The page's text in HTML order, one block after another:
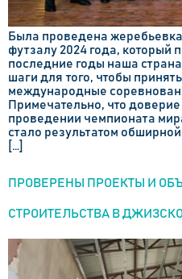
Была проведена
футзалу 2024 года, который
последние годы наша
шаги для того, чтобы
международные
Примечательно, что
проведении чемпионата
стало результатом
[…]
ПРОВЕРЕНЫ ПРОЕКТЫ И
СТРОИТЕЛЬСТВА В